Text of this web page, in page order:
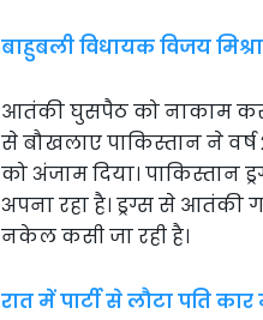
बाहुबली विधायक विजय
आतंकी घुसपैठ को नाकाम
से बौखलाए पाकिस्तान ने
को अंजाम दिया। पाकिस्तान
अपना रहा है। ड्रग्स से आतंकी
नकेल कसी जा रही है।
रात में पार्टी से लौटा पति